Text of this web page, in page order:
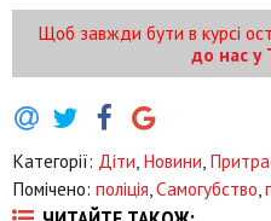
Щоб завжди бути в курсі
до нас у
Категорії: Діти Новини
Помічено: поліція Самогубство